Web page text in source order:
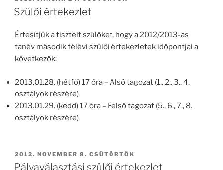
Szülői értekezlet
Értesítjük a tisztelt szülőket, hogy a 2012/2013-as
tanév második félévi szülői értekezletek időpontjai a
következők:
2013.01.28. (hétfő) 17 óra – Alsó tagozat (1., 2., 3., 4.
osztályok részére)
2013.01.29. (kedd) 17 óra – Felső tagozat (5., 6., 7., 8.
osztályok részére)
BEKÜLDVE:
2012. NOVEMBER 8. CSÜTÖRTÖK
Pályaválasztási szülői értekezlet